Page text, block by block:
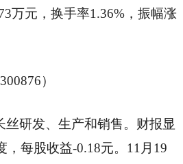
万元，换手率1.36%，振幅涨
）
丝研发、生产和销售。财报显
，每股收益-0.18元。11月19